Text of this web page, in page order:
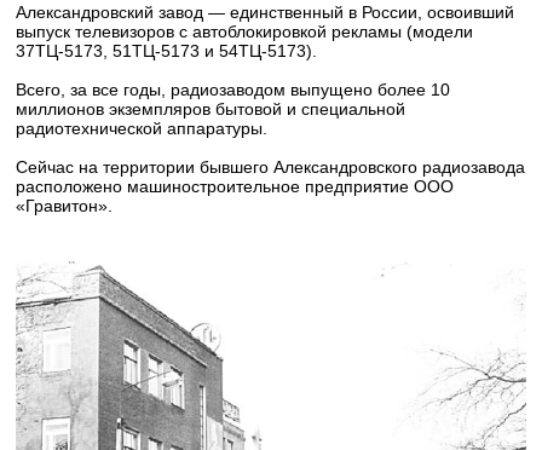
Александровский завод — единственный в России, освоивший
выпуск телевизоров с автоблокировкой рекламы (модели
37ТЦ-5173, 51ТЦ-5173 и 54ТЦ-5173).
Всего, за все годы, радиозаводом выпущено более 10
миллионов экземпляров бытовой и специальной
радиотехнической аппаратуры.
Сейчас на территории бывшего Александровского радиозавода
расположено машиностроительное предприятие ООО
«Гравитон».